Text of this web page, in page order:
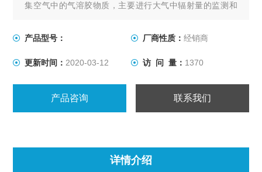
集空气中的气溶胶物质，主要进行大气中辐射量的监测和
产品型号：
厂商性质： 经销商
更新时间： 2020-03-12 访 问 量： 1370
产品咨询 联系我们
详情介绍